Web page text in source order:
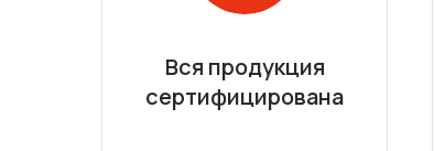
Вся продукция
сертифицирована